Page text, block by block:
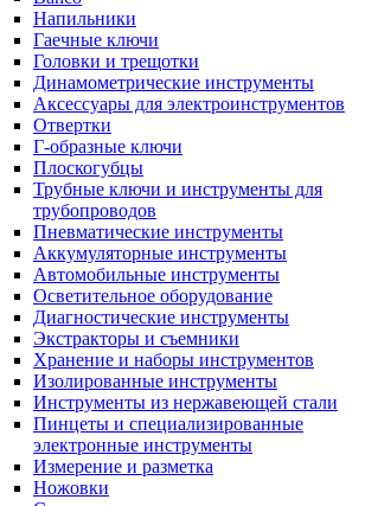
Напильники
Гаечные ключи
Головки и трещотки
Динамометрические инструменты
Аксессуары для электроинструментов
Отвертки
Г-образные ключи
Плоскогубцы
Трубные ключи и инструменты для
трубопроводов
Пневматические инструменты
Аккумуляторные инструменты
Автомобильные инструменты
Осветительное оборудование
Диагностические инструменты
Экстракторы и съемники
Хранение и наборы инструментов
Изолированные инструменты
Инструменты из нержавеющей стали
Пинцеты и специализированные
электронные инструменты
Измерение и разметка
Ножовки